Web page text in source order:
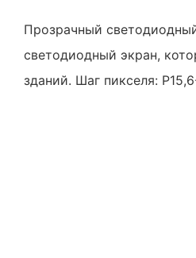
Прозрачный
светодиодный экран,
зданий. Шаг пикселя: